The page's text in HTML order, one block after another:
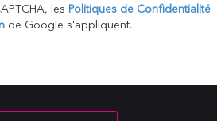
les Politiques de Confidentialité
de Google s'appliquent.